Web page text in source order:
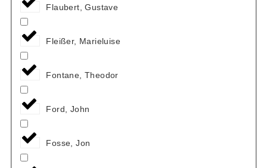
Flaubert, Gustave
Fleißer, Marieluise
Fontane, Theodor
Ford, John
Fosse, Jon